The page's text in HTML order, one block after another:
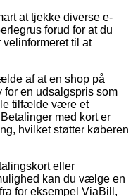
at tjekke diverse e-
forud for at du
til at
af at en shop på
for en udsalgspris som
tilfælde være et
med kort er
hvilket støtter køberen
eller
kan du vælge en
for eksempel ViaBill,